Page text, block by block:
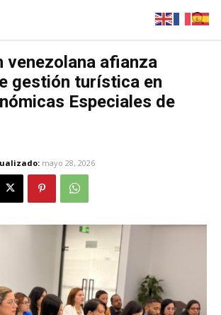
venezolana afianza
gestión turística en
Especiales de
mayo 28, 2026